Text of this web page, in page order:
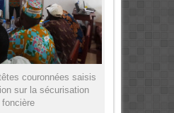
couronnées saisis
sur la sécurisation
foncière